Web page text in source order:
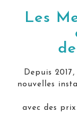
Les
Depuis
nouvelles
avec des